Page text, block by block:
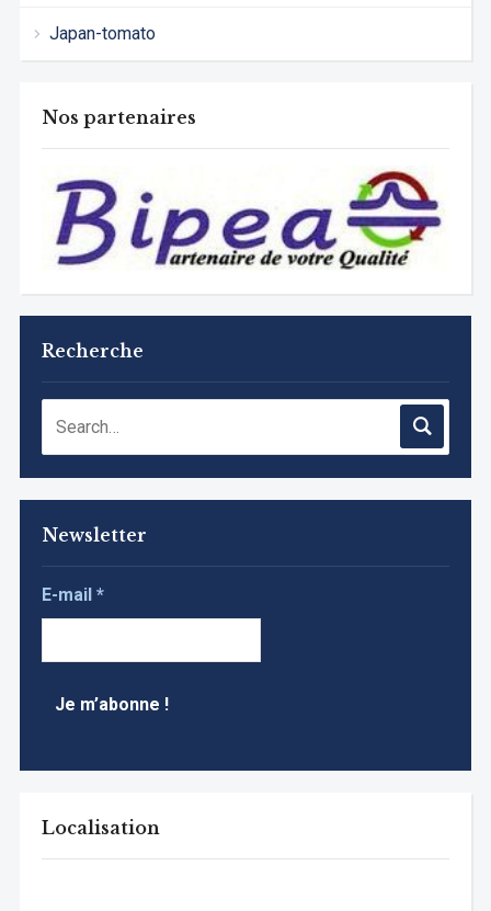
Japan-tomato
Nos partenaires
Recherche
Newsletter
E-mail *
Localisation